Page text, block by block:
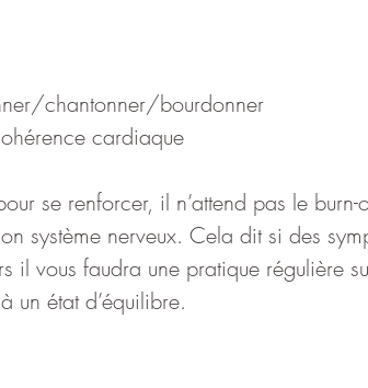
chantonner/bourdonner
cardiaque
se renforcer, il n’attend pas le burn-
système nerveux. Cela dit si des
vous faudra une pratique régulière
un état d’équilibre.